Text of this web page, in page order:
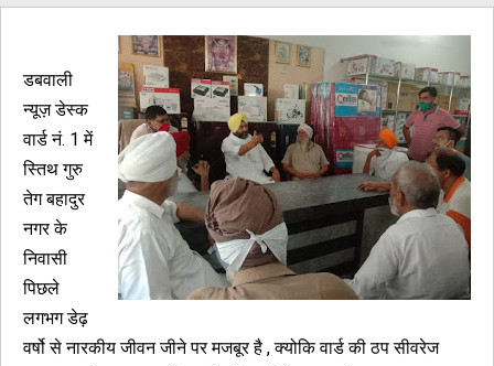
डबवाली
न्यूज़ डेस्क
वार्ड नं. 1 में
स्तिथ गुरु
तेग बहादुर
नगर के
निवासी
पिछले
लगभग डेढ़
वर्षो से नारकीय जीवन जीने पर मजबूर है , क्योकि वार्ड की ठप सीवरेज